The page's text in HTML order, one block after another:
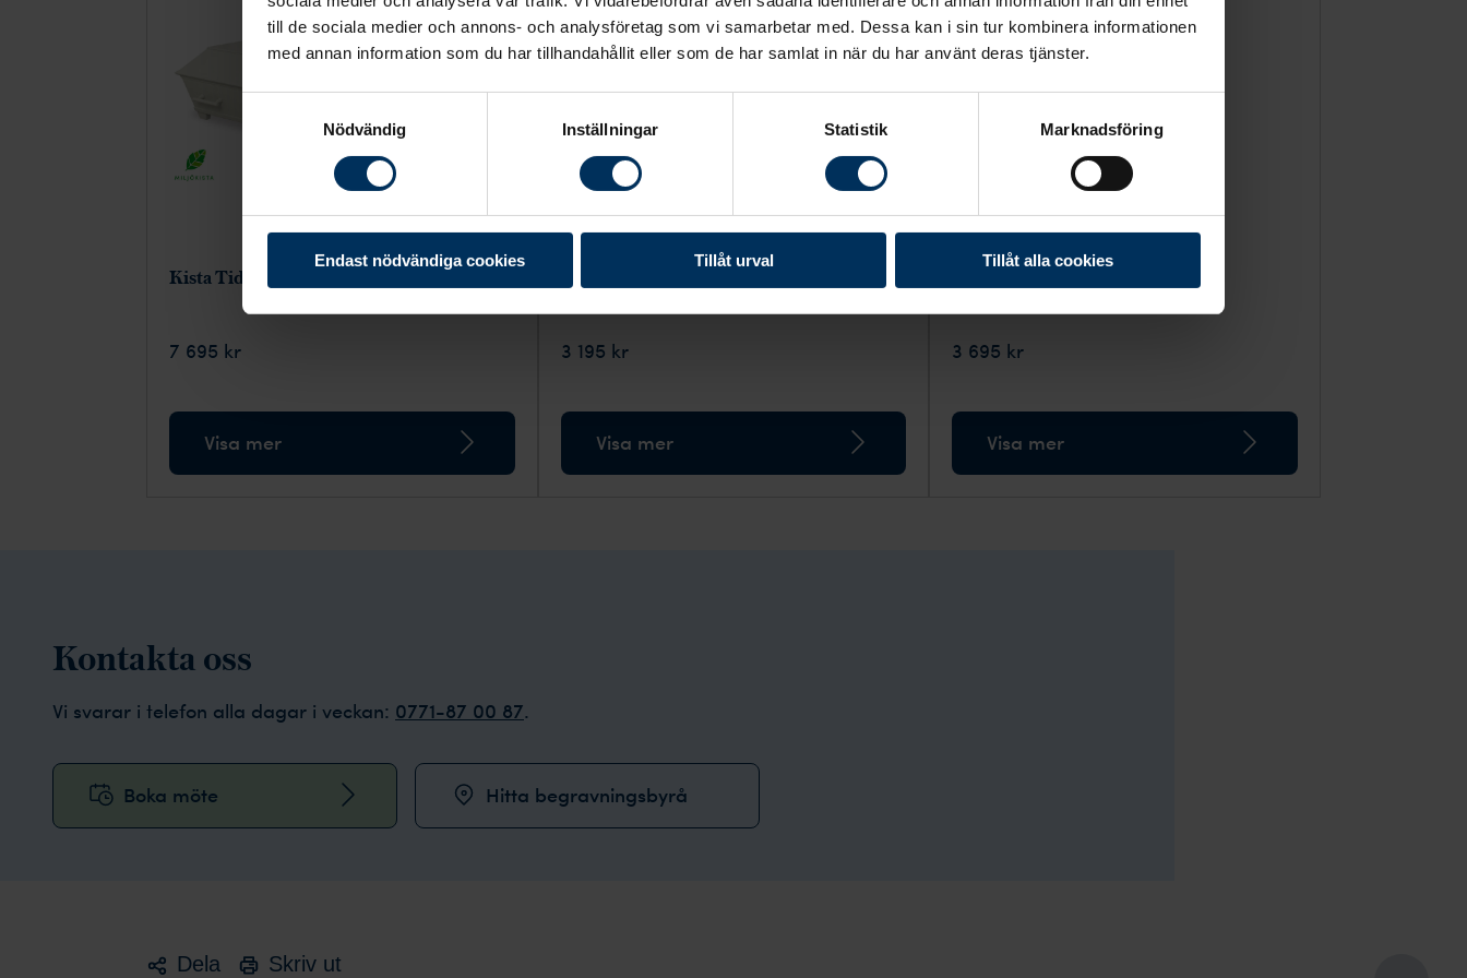
till de sociala medier och annons- och analysföretag som vi samarbetar med. Dessa kan i sin tur kombinera informationen
med annan information som du har tillhandahållit eller som de har samlat in när du har använt deras tjänster.
Nödvändig
Inställningar Statistik Marknadsföring
Endast nödvändiga cookies Tillåt urval Tillåt alla cookies
Kista Tidlös, lindblomsgrön
7 695 kr
Visa mer
3 195 kr
Visa mer
3 695 kr
Visa mer
Kontakta oss
Vi svarar i telefon alla dagar i veckan: 0771-87 00 87.
Boka möte Hitta begravningsbyrå
Dela Skriv ut